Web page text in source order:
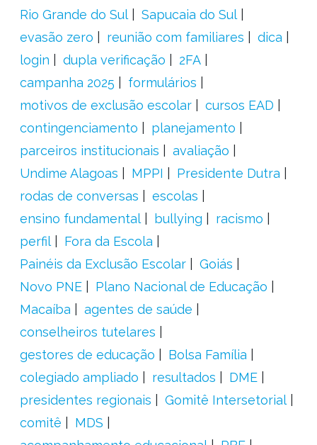
Rio Grande do Sul
Sapucaia do Sul
evasão zero
reunião com familiares
dica
login
dupla verificação
2FA
campanha 2025
formulários
motivos de exclusão escolar
cursos EAD
contingenciamento
planejamento
parceiros institucionais
avaliação
Undime Alagoas
MPPI
Presidente Dutra
rodas de conversas
escolas
ensino fundamental
bullying
racismo
perfil
Fora da Escola
Painéis da Exclusão Escolar
Goiás
Novo PNE
Plano Nacional de Educação
Macaíba
agentes de saúde
conselheiros tutelares
gestores de educação
Bolsa Família
colegiado ampliado
resultados
DME
presidentes regionais
Gomitê Intersetorial
comitê
MDS